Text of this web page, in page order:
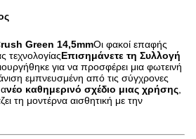
Green 14,5mmΟι φακοί επαφής
τεχνολογίαςΕπισημάνετε τη Συλλογή
για να προσφέρει μια φωτεινή
εμπνευσμένη από τις σύγχρονες
νέο καθημερινό σχέδιο μιας χρήσης
τη μοντέρνα αισθητική με την